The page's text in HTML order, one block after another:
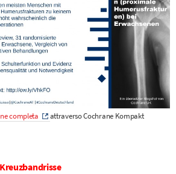
completa attraverso Cochrane Kompakt